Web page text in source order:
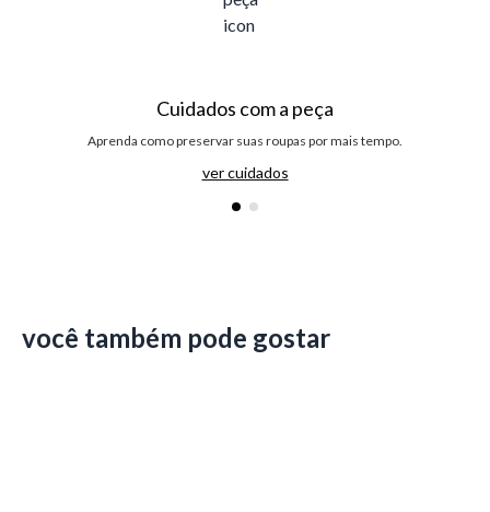
Cuidados com a peça
Aprenda como preservar suas roupas por mais tempo.
ver cuidados
você também pode gostar